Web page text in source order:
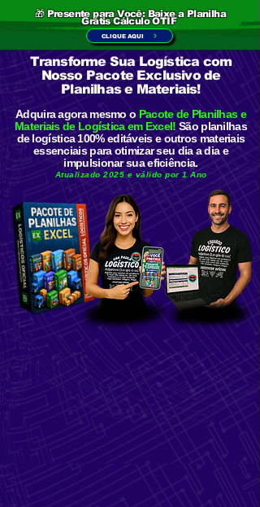
🎁 Presente para Você: Baixe a Planilha
Grátis Cálculo OTIF
CLIQUE AQUI
Transforme Sua Logística com
Nosso Pacote Exclusivo de
Planilhas e Materiais!
Adquira agora mesmo o Pacote de Planilhas e
Materiais de Logística em Excel! São planilhas
de logística 100% editáveis e outros materiais
essenciais para otimizar seu dia a dia e
impulsionar sua eficiência.
Atualizado 2025 e válido por 1 Ano